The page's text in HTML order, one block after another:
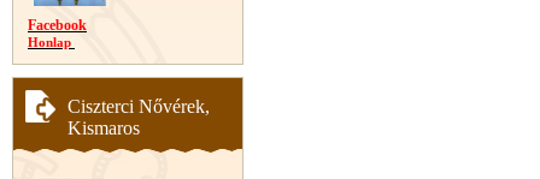
Facebook
Honlap
Ciszterci Nővérek,
Kismaros